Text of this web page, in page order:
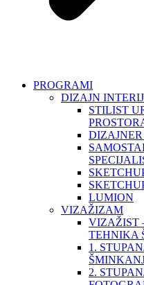
PROGRAMI
DIZAJN
STILIST
LUMION
VIZAŽIZAM
VIZAŽIST
TEHNIKA
1.
2.